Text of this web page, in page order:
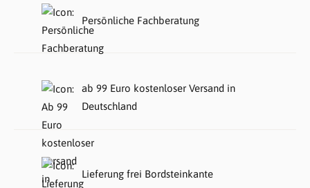
Persönliche Fachberatung
ab 99 Euro kostenloser Versand in
Deutschland
Lieferung frei Bordsteinkante